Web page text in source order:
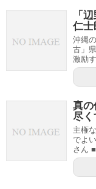
「
仁士
沖縄
古」
激励
真の
尽く
主権
でよ
さん